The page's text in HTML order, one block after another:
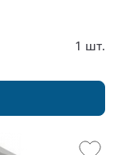
1 шт.